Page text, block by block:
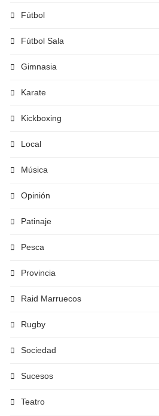
Fútbol
Fútbol Sala
Gimnasia
Karate
Kickboxing
Local
Música
Opinión
Patinaje
Pesca
Provincia
Raid Marruecos
Rugby
Sociedad
Sucesos
Teatro